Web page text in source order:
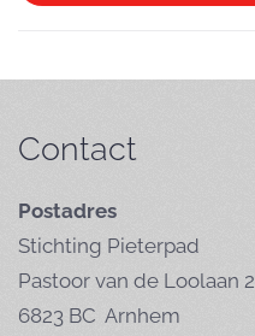
Contact
Postadres
Stichting Pieterpad
Pastoor van de Loolaan 2
6823 BC Arnhem